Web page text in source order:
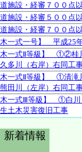
道施設・経審７００
道施設・経審５００
道施設・経審７００
木一式一号】 平成25
木一式Ⅱ等級】 ①②桂
多川（右岸）右同工
木一式Ⅱ等級】 ①清滝
田川（左岸）右同工
木一式Ⅲ等級】 ①白
土木災害復旧工事
着情報